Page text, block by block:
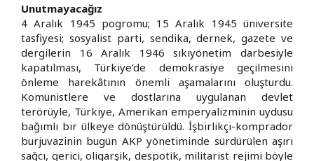
Unutmayacağız
4 Aralık 1945 pogromu; 15 Aralık 1945 üniversite
tasfiyesi; sosyalist parti, sendika, dernek, gazete ve
dergilerin 16 Aralık 1946 sıkıyönetim darbesiyle
kapatılması, Türkiye’de demokrasiye geçilmesini
önleme harekâtının önemli aşamalarını oluşturdu.
Komünistlere ve dostlarına uygulanan devlet
terörüyle, Türkiye, Amerikan emperyalizminin uydusu
bağımlı bir ülkeye dönüştürüldü. İşbirlikçi-komprador
burjuvazinin bugün AKP yönetiminde sürdürülen aşırı
sağcı, gerici, oligarşik, despotik, militarist rejimi böyle